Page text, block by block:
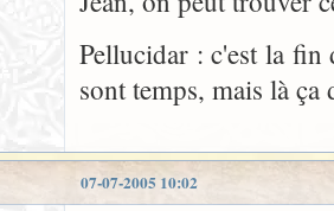
Pellucidar : c'est la fin
sont temps, mais là ça
07-07-2005 10:02